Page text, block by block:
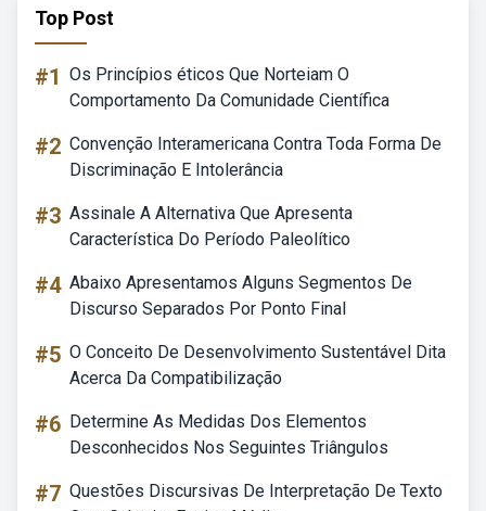
Top Post
#1 Os Princípios éticos Que Norteiam O
Comportamento Da Comunidade Científica
#2 Convenção Interamericana Contra Toda Forma De
Discriminação E Intolerância
#3 Assinale A Alternativa Que Apresenta
Característica Do Período Paleolítico
#4 Abaixo Apresentamos Alguns Segmentos De
Discurso Separados Por Ponto Final
#5 O Conceito De Desenvolvimento Sustentável Dita
Acerca Da Compatibilização
#6 Determine As Medidas Dos Elementos
Desconhecidos Nos Seguintes Triângulos
#7 Questões Discursivas De Interpretação De Texto